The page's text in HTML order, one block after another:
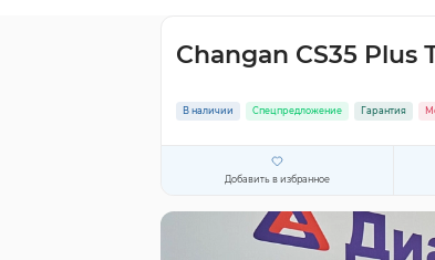
Changan CS35 Plus
В наличии Спецпредложение Гарантия
Добавить в избранное